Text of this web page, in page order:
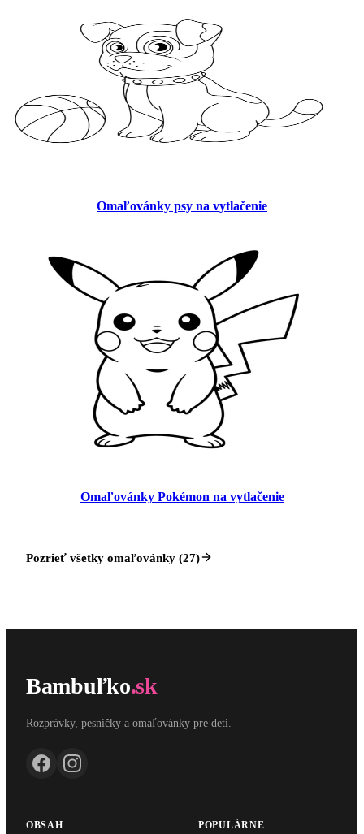
Omaľovánky psy na vytlačenie
Omaľovánky Pokémon na vytlačenie
Pozrieť všetky omaľovánky (27)
Bambuľko.sk
Rozprávky, pesničky a omaľovánky pre deti.
OBSAH POPULÁRNE